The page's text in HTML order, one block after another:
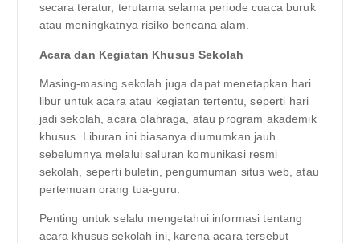
secara teratur, terutama selama periode cuaca buruk
atau meningkatnya risiko bencana alam.
Acara dan Kegiatan Khusus Sekolah
Masing-masing sekolah juga dapat menetapkan hari
libur untuk acara atau kegiatan tertentu, seperti hari
jadi sekolah, acara olahraga, atau program akademik
khusus. Liburan ini biasanya diumumkan jauh
sebelumnya melalui saluran komunikasi resmi
sekolah, seperti buletin, pengumuman situs web, atau
pertemuan orang tua-guru.
Penting untuk selalu mengetahui informasi tentang
acara khusus sekolah ini, karena acara tersebut